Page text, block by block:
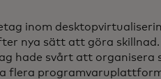
inom
nya sätt att göra skillnad.
hade svårt att organisera
flera